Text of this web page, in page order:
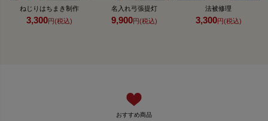
ねじりはちまき制作
3,300円(税込)
名入れ弓張提灯
9,900円(税込)
法被修理
3,300円(税込)